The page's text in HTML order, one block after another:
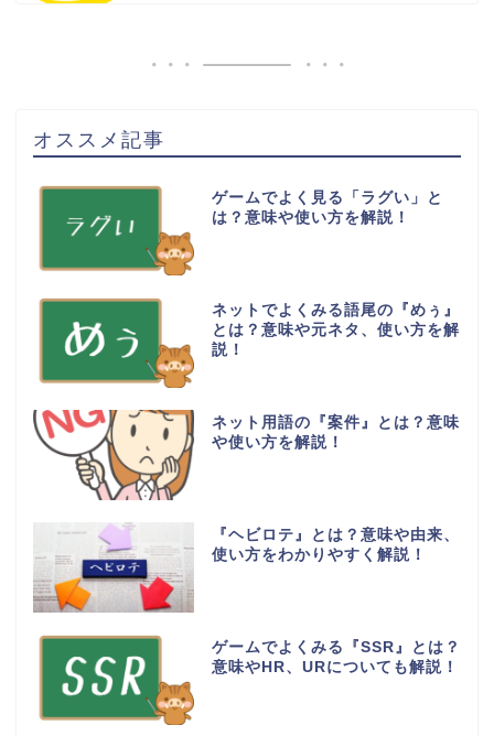
オススメ記事
ゲームでよく見る「ラグい」と
は？意味や使い方を解説！
ネットでよくみる語尾の『めぅ』
とは？意味や元ネタ、使い方を解
説！
ネット用語の『案件』とは？意味
や使い方を解説！
『ヘビロテ』とは？意味や由来、
使い方をわかりやすく解説！
ゲームでよくみる『SSR』とは？
意味やHR、URについても解説！